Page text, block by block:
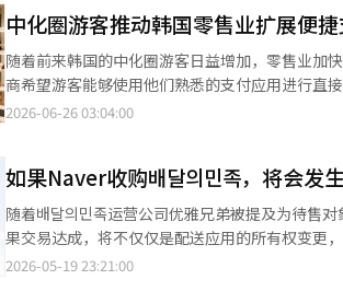
进入了无法仅靠政治解决的问题之中。低增长、
台监管、制造业创新等问题，无法仅通过国会会
领导力。 韩候选人的人生可以用“以工作为胜负的道路”来概括。她毕业于宿命女子大学英语专业，曾梦想成为一名
记者。她的起步并不辉煌，并不是从大型媒体公司开始，
点至关重要。在计算机和互联网尚显陌生的时代
那是韩国门户产业的初期，互联网仍是一个未完
代，搜索和门户不仅是简单的服务，更是新文明的入口。 韩候选人在这个入口处工作。当其他人寻找
走向了变革的领域。在那里，她亲身学习了搜索、服务、用户体验和
心角色。她在搜索质量、服务规划、移动转型、
用，助力NAVER成为韩国代表性平台。尤其作为
中化圈游客推动韩国零售业扩展便
随着前来韩国的中化圈游客日益增加，零售业加
商希望游客能够使用他们熟悉的支付应用进行直
店、便利店、百货公司等主要线下零售渠道纷纷
始提供LINE Pay支付服务。通过在现有的支付宝
支付选择。实际上，七十一便利店在引入LINE
上个月引入了LINE Pay在线支付服务。乐天免
同比增长约38%”，并称这是为了抢占快速增长
预计在9月，乐天百货将在所有门店引入
2026-06-26 03:04:00
如果Naver收购배달의민족，将会
随着배달의민족运营公司优雅兄弟被提及为待售
果交易达成，将不仅仅是配送应用的所有权变更
为‘生活平台’重组的起点。 Naver在19日就배달의민족的收购传闻表示：“为了增强业务竞争力，正在考虑多种方
2026-05-19 23:21:00